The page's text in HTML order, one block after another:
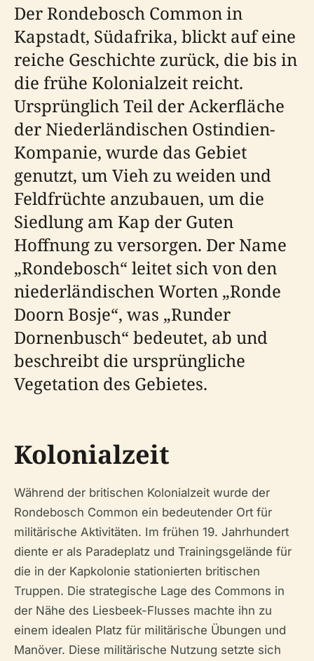
Der Rondebosch Common in
Kapstadt, Südafrika, blickt auf eine
reiche Geschichte zurück, die bis in
die frühe Kolonialzeit reicht.
Ursprünglich Teil der Ackerfläche
der Niederländischen Ostindien-
Kompanie, wurde das Gebiet
genutzt, um Vieh zu weiden und
Feldfrüchte anzubauen, um die
Siedlung am Kap der Guten
Hoffnung zu versorgen. Der Name
„Rondebosch“ leitet sich von den
niederländischen Worten „Ronde
Doorn Bosje“, was „Runder
Dornenbusch“ bedeutet, ab und
beschreibt die ursprüngliche
Vegetation des Gebietes.
Kolonialzeit
Während der britischen Kolonialzeit wurde der
Rondebosch Common ein bedeutender Ort für
militärische Aktivitäten. Im frühen 19. Jahrhundert
diente er als Paradeplatz und Trainingsgelände für
die in der Kapkolonie stationierten britischen
Truppen. Die strategische Lage des Commons in
der Nähe des Liesbeek-Flusses machte ihn zu
einem idealen Platz für militärische Übungen und
Manöver. Diese militärische Nutzung setzte sich